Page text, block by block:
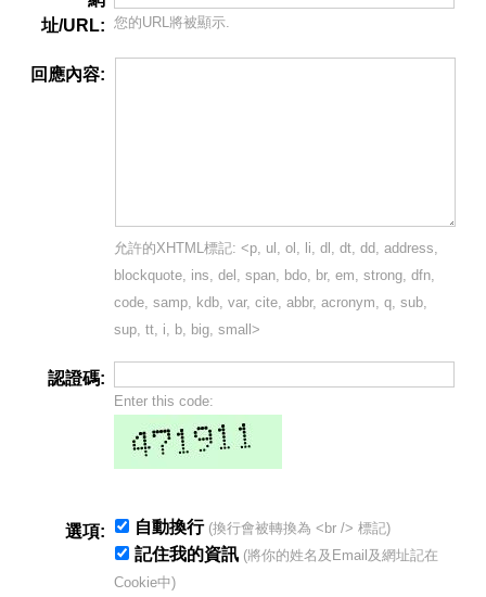
址/URL: 您的URL將被顯示.
回應內容:
允許的XHTML標記: <p, ul, ol, li, dl, dt, dd, address,
blockquote, ins, del, span, bdo, br, em, strong, dfn,
code, samp, kdb, var, cite, abbr, acronym, q, sub,
sup, tt, i, b, big, small>
認證碼:
Enter this code:
選項: 自動換行 (換行會被轉換為 <br /> 標記)
記住我的資訊 (將你的姓名及Email及網址記在
Cookie中)